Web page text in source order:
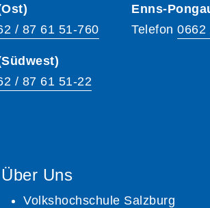
/ 87 61 51-760
/ 87 61 51-22
Enns-
Telefon 0662
Über Uns
Volkshochschule Salzburg